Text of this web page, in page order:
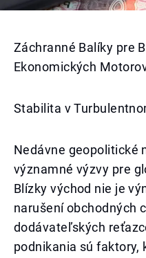
Záchranné Balíky pre
Ekonomických
Stabilita v
Nedávne geopolitické
významné výzvy pre
Blízky východ nie je
narušení obchodných
dodávateľských
podnikania sú faktory,